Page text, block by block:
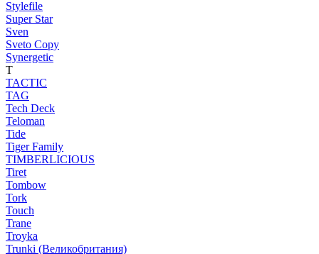
Stylefile
Super Star
Sven
Sveto Copy
Synergetic
T
TACTIC
TAG
Tech Deck
Teloman
Tide
Tiger Family
TIMBERLICIOUS
Tiret
Tombow
Tork
Touch
Trane
Troyka
Trunki (Великобритания)